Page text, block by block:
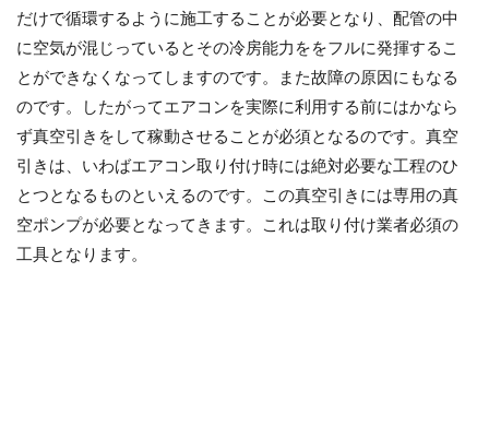
だけで循環するように施工することが必要となり、配管の中
に空気が混じっているとその冷房能力ををフルに発揮するこ
とができなくなってしますのです。また故障の原因にもなる
のです。したがってエアコンを実際に利用する前にはかなら
ず真空引きをして稼動させることが必須となるのです。真空
引きは、いわばエアコン取り付け時には絶対必要な工程のひ
とつとなるものといえるのです。この真空引きには専用の真
空ポンプが必要となってきます。これは取り付け業者必須の
工具となります。